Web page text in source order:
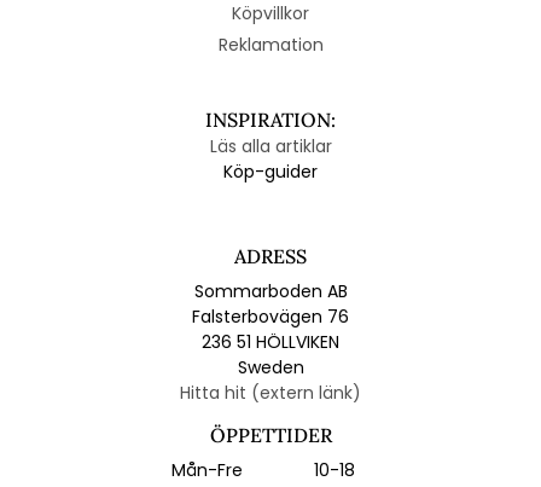
Köpvillkor
Reklamation
INSPIRATION:
Läs alla artiklar
Köp-guider
ADRESS
Sommarboden AB
Falsterbovägen 76
236 51 HÖLLVIKEN
Sweden
Hitta hit (extern länk)
ÖPPETTIDER
Mån-Fre
10-18